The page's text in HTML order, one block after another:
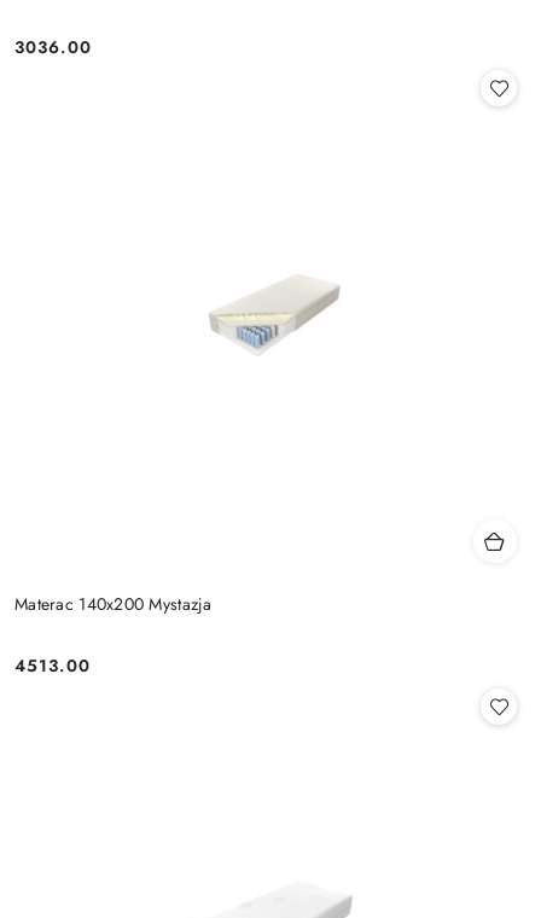
Cena:
3036.00
Materac 140x200 Mystazja
Cena:
4513.00